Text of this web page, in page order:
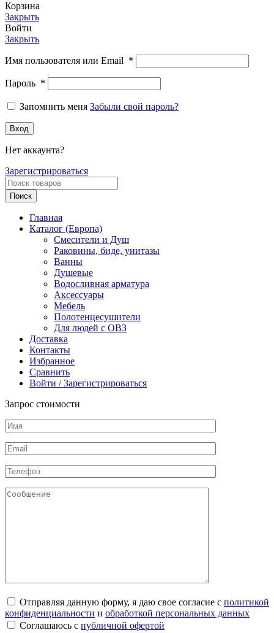
Корзина
Закрыть
Войти
Закрыть
Имя пользователя или Email *
Пароль *
Запомнить меня Забыли свой пароль?
Вход
Нет аккаунта?
Зарегистрироваться
Поиск
Главная
Каталог (Европа)
Смесители и Душ
Раковины, биде, унитазы
Ванны
Душевые
Водосливная арматура
Аксессуары
Мебель
Полотенцесушители
Для людей с ОВЗ
Доставка
Контакты
Избранное
Сравнить
Войти / Зарегистрироваться
Запрос стоимости
Отправляя данную форму, я даю свое согласие с политикой
конфиденциальности и обработкой персональных данных
Соглашаюсь с публичной офертой